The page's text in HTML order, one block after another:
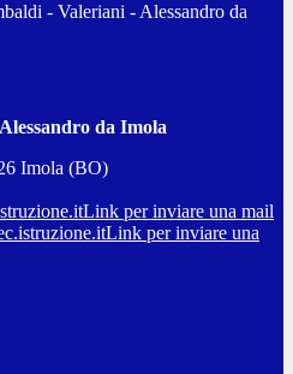
- Valeriani - Alessandro da
da Imola
Imola (BO)
Link per inviare una mail
Link per inviare una